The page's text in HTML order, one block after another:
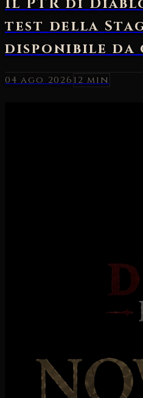
04 ago 2026 12 min